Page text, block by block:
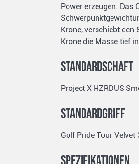
Power erzeugen. Das
Krone, verschiebt den
Krone die Masse tief
Standardschaft
Project X HZRDUS
Standardgriff
Golf Pride Tour
Spezifikationen